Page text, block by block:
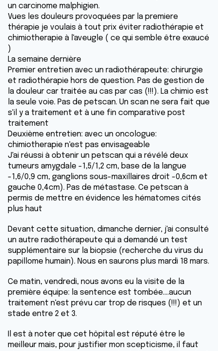
un carcinome malphigien.
Vues les douleurs provoquées par la premiere
thérapie je voulais à tout prix éviter radiothérapie et
chimiotherapie à l'aveugle ( ce qui semble être exaucé
)
La semaine dernière
Premier entretien avec un radiothérapeute: chirurgie
et radiothérapie hors de question. Pas de gestion de
la douleur car traitée au cas par cas (!!!). La chimio est
la seule voie. Pas de petscan. Un scan ne sera fait que
s'il y a traitement et à une fin comparative post
traitement
Deuxième entretien: avec un oncologue:
chimiotherapie n'est pas envisageable
J'ai réussi à obtenir un petscan qui a révélé deux
tumeurs amygdale -1,5/1,2 cm, base de la langue
-1,6/0,9 cm, ganglions sous-maxillaires droit -0,6cm et
gauche 0,4cm). Pas de métastase. Ce petscan à
permis de mettre en évidence les hématomes cités
plus haut
Devant cette situation, dimanche dernier, j'ai consulté
un autre radiothérapeute qui a demandé un test
supplémentaire sur la biopsie (recherche du virus du
papillome humain). Nous en saurons plus mardi 18 mars.
Ce matin, vendredi, nous avons eu la visite de la
première équipe: la sentence est tombée....aucun
traitement n'est prévu car trop de risques (!!!) et un
stade entre 2 et 3.
Il est à noter que cet hôpital est réputé être le
meilleur mais, pour justifier mon scepticisme, il faut